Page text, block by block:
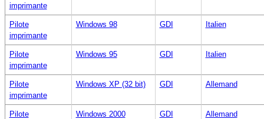
imprimante
Pilote
imprimante
Windows 98 GDI Italien
Pilote
imprimante
Windows 95 GDI Italien
Pilote
imprimante
Windows XP (32 bit) GDI Allemand
Pilote
Windows 2000 GDI Allemand